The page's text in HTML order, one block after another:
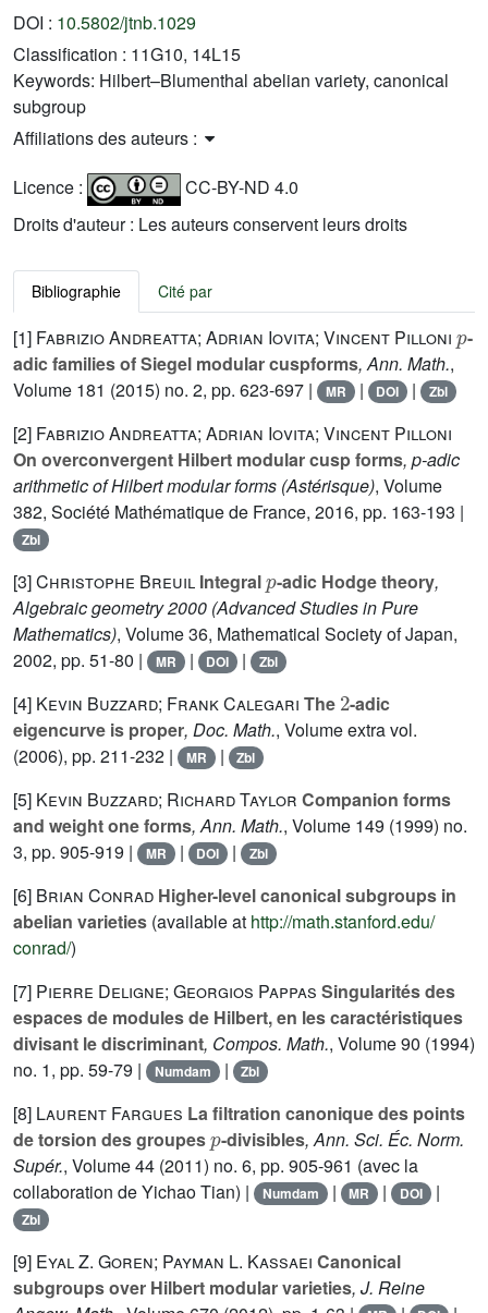
DOI : 10.5802/jtnb.1029
Classification : 11G10, 14L15
Keywords: Hilbert–Blumenthal abelian variety, canonical
subgroup
Affiliations des auteurs :
Licence :
CC-BY-ND 4.0
Droits d'auteur : Les auteurs conservent leurs droits
Bibliographie Cité par
[1] Fabrizio Andreatta; Adrian Iovita; Vincent Pilloni
p
-
adic families of Siegel modular cuspforms, Ann. Math.,
Volume 181 (2015) no. 2, pp. 623-697 | MR | DOI | Zbl
[2] Fabrizio Andreatta; Adrian Iovita; Vincent Pilloni
On overconvergent Hilbert modular cusp forms, p-adic
arithmetic of Hilbert modular forms (Astérisque), Volume
382, Société Mathématique de France, 2016, pp. 163-193 |
Zbl
[3]Christophe Breuil Integral -adic Hodge theory,
Algebraic geometry 2000 (Advanced Studies in Pure
Mathematics), Volume 36, Mathematical Society of Japan,
2002, pp. 51-80 |
MR | DOI | Zbl
[4] Kevin Buzzard; Frank Calegari The -adic
eigencurve is proper, Doc. Math., Volume extra vol.
(2006), pp. 211-232 |
MR | Zbl
[5] Kevin Buzzard; Richard Taylor Companion forms
and weight one forms, Ann. Math., Volume 149 (1999) no.
3, pp. 905-919 |
MR | DOI | Zbl
[6] Brian Conrad Higher-level canonical subgroups in
abelian varieties (available at http://math.stanford.edu/
conrad/)
[7] Pierre Deligne; Georgios Pappas Singularités des
espaces de modules de Hilbert, en les caractéristiques
divisant le discriminant, Compos. Math., Volume 90 (1994)
no. 1, pp. 59-79 |
Numdam | Zbl
[8] Laurent Fargues La filtration canonique des points
de torsion des groupes
p
-divisibles, Ann. Sci. Éc. Norm.
Supér., Volume 44 (2011) no. 6, pp. 905-961 (avec la
collaboration de Yichao Tian) |
Numdam | MR | DOI |
Zbl
[9] Eyal Z. Goren; Payman L. Kassaei Canonical
subgroups over Hilbert modular varieties, J. Reine